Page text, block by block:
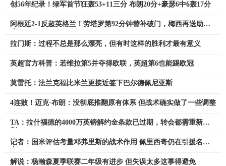
创56年纪录！绿军首节狂轰53+11三分 布朗20分+豪瑟6中6轰17分
阿根廷2-1反超英格兰！劳塔罗第92分钟替补破门，梅西再送助
拉门斯：过程不总是那么漂亮，但有时这样的胜利才最有意义
英超官方科普：若维拉第5并夺得欧联，英超第6也能踢欧冠
莫雷托：法兰克福比米兰更接近签下巴尔德佩尼亚斯
4连败！迈克·布朗：没彻底推翻原有体系 但战术确实做了一些调整
TA：拉什福德的4000万英镑解约金条款已过期，转会都需重新谈
记者：国米评估考量邓弗里斯的战术作用 佩里西奇仍在引援名单
解说：杨瀚森夏季联赛二年级有进步 但失误太多这事得避免